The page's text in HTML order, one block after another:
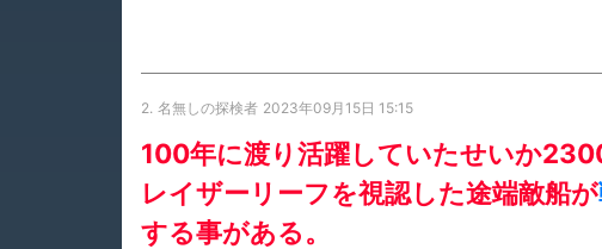
2. 名無しの探検者 2023年09月15日 15:15
100年に渡り活躍していたせいか
レイザーリーフを視認した途端敵船が
する事がある。